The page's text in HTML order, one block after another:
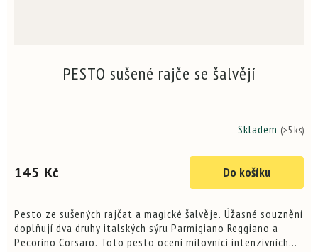
PESTO sušené rajče se šalvějí
je
z
5
hvězdiček.
Skladem (>5 ks)
145 Kč Do košíku
Pesto ze sušených rajčat a magické šalvěje. Úžasné souznění
doplňují dva druhy italských sýru Parmigiano Reggiano a
Pecorino Corsaro. Toto pesto ocení milovníci intenzivních